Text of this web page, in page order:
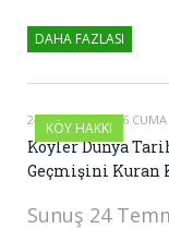
DAHA FAZLASI
KÖY HAKKI
24 TEMMUZ, 2026 CUMA
Köyler Dünya
Geçmişini Kuran
Sunuş 24